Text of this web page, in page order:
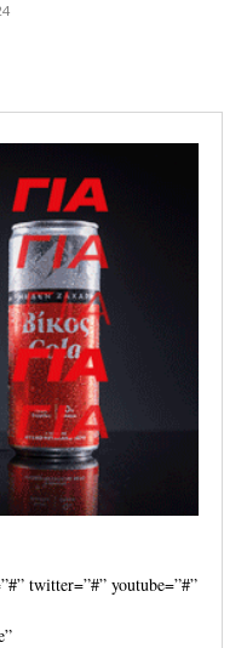
twitter=”#” youtube=”#”